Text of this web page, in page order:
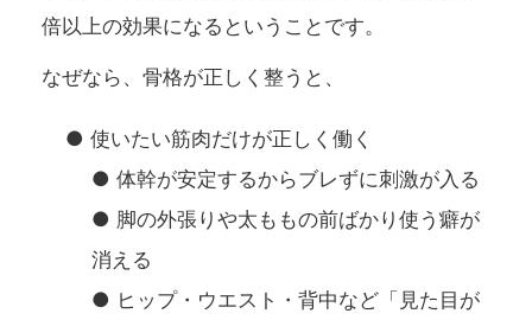
倍以上の効果になる ということです。
なぜなら、骨格が正しく整うと、
● 使いたい筋肉だけが正しく働く
● 体幹が安定するからブレずに刺激が入る
● 脚の外張りや太ももの前ばかり使う癖が
消える
● ヒップ・ウエスト・背中など「見た目が